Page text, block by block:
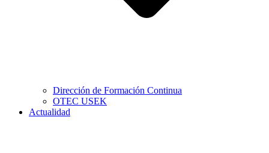
Dirección de Formación Continua
OTEC USEK
Actualidad